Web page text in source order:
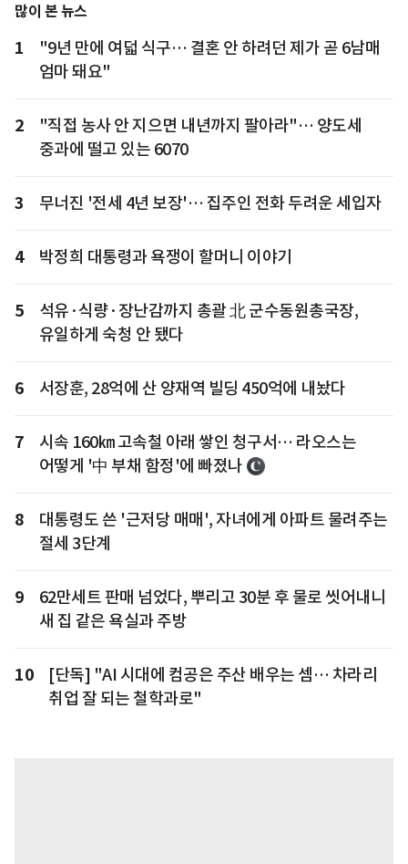
많이 본 뉴스
1
"9년 만에 여덟 식구… 결혼 안 하려던 제가 곧 6남매
엄마 돼요"
2
"직접 농사 안 지으면 내년까지 팔아라"… 양도세
중과에 떨고 있는 6070
3 무너진 '전세 4년 보장'… 집주인 전화 두려운 세입자
4 박정희 대통령과 욕쟁이 할머니 이야기
5
석유·식량·장난감까지 총괄 北 군수동원총국장,
유일하게 숙청 안 됐다
6 서장훈, 28억에 산 양재역 빌딩 450억에 내놨다
7
시속 160㎞ 고속철 아래 쌓인 청구서… 라오스는
어떻게 '中 부채 함정'에 빠졌나
8
대통령도 쓴 '근저당 매매', 자녀에게 아파트 물려주는
절세 3단계
9
62만세트 판매 넘었다, 뿌리고 30분 후 물로 씻어내니
새 집 같은 욕실과 주방
10
[단독] "AI 시대에 컴공은 주산 배우는 셈… 차라리
취업 잘 되는 철학과로"